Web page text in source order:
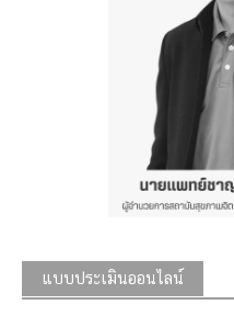
แบบประเมินออนไลน์